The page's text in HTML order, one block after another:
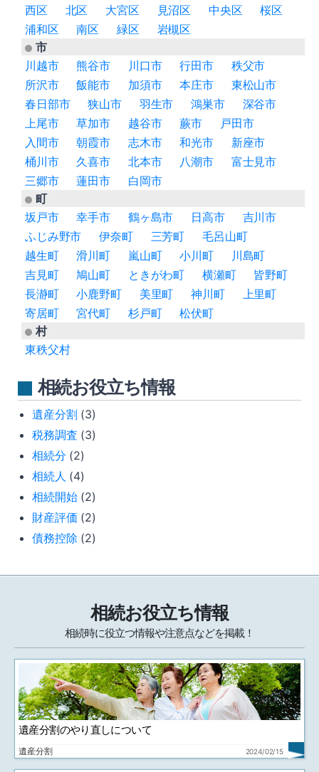
西区
北区 大宮区 見沼区 中央区
桜区
浦和区
南区 緑区
岩槻区
市
川越市
熊谷市 川口市 行田市
秩父市
所沢市
飯能市 加須市 本庄市
東松山市
春日部市
狭山市 羽生市 鴻巣市
深谷市
上尾市
草加市 越谷市 蕨市
戸田市
入間市
朝霞市 志木市 和光市
新座市
桶川市
久喜市 北本市 八潮市
富士見市
三郷市
蓮田市
白岡市
町
坂戸市
幸手市 鶴ヶ島市 日高市
吉川市
ふじみ野市
伊奈町 三芳町
毛呂山町
越生町
滑川町 嵐山町 小川町
川島町
吉見町
鳩山町 ときがわ町 横瀬町
皆野町
長瀞町
小鹿野町 美里町 神川町
上里町
寄居町
宮代町 杉戸町
松伏町
村
東秩父村
相続お役立ち情報
遺産分割 (3)
税務調査 (3)
相続分 (2)
相続人 (4)
相続開始(2)
財産評価 (2)
債務控除 (2)
相続お役立ち情報
相続時に役立つ情報や注意点などを掲載！
遺産分割のやり直しについて
遺産分割 2024/02/15